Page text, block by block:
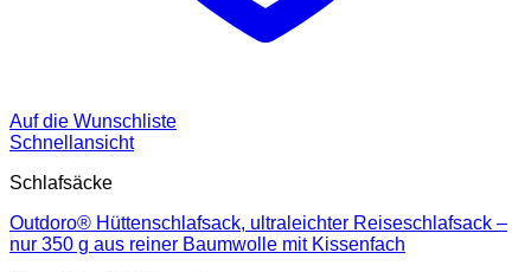
Auf die Wunschliste
Schnellansicht
Schlafsäcke
Outdoro® Hüttenschlafsack, ultraleichter Reiseschlafsack –
nur 350 g aus reiner Baumwolle mit Kissenfach